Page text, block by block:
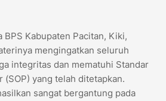
BPS Kabupaten Pacitan, Kiki,
mengingatkan seluruh
integritas dan mematuhi Standar
(SOP) yang telah ditetapkan.
sangat bergantung pada